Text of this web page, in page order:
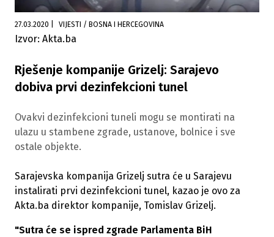
27.03.2020 VIJESTI / BOSNA I HERCEGOVINA
Izvor: Akta.ba
Rješenje kompanije Grizelj: Sarajevo
dobiva prvi dezinfekcioni tunel
Ovakvi dezinfekcioni tuneli mogu se montirati na
ulazu u stambene zgrade, ustanove, bolnice i sve
ostale objekte.
Sarajevska kompanija Grizelj sutra će u Sarajevu
instalirati prvi dezinfekcioni tunel, kazao je ovo za
Akta.ba direktor kompanije, Tomislav Grizelj.
"Sutra će se ispred zgrade Parlamenta BiH